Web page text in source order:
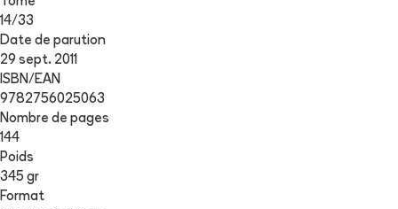
14/33
Date de parution
29 sept. 2011
ISBN/EAN
9782756025063
Nombre de pages
144
Poids
345 gr
Format